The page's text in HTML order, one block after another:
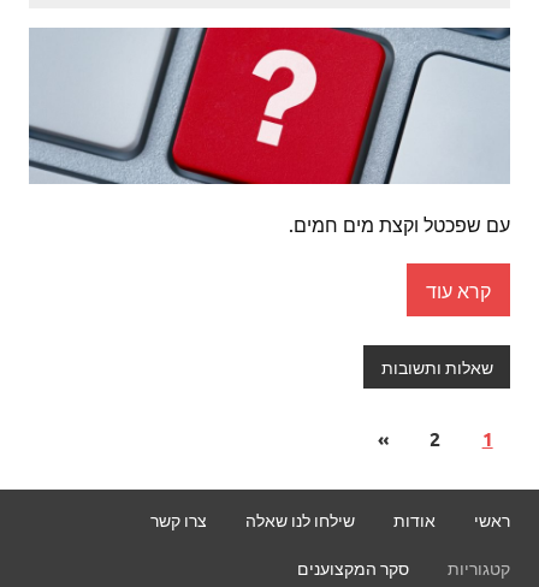
עם שפכטל וקצת מים חמים.
קרא עוד
שאלות ותשובות
1
2
»
ראשי אודות שילחו לנו שאלה צרו קשר
קטגוריות סקר המקצוענים